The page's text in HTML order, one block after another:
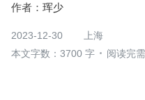
作者： 珲少
2023-12-30
上海
本文字数：3700 字
阅读完